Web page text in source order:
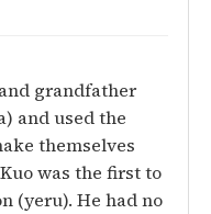
grandfather
and used the
themselves
was the first to
(yeru). He had no